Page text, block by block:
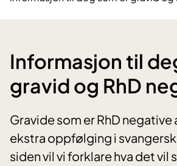
Informasjon til
gravid og RhD
Gravide som er RhD negative
ekstra oppfølging i
siden vil vi forklare hva det vil